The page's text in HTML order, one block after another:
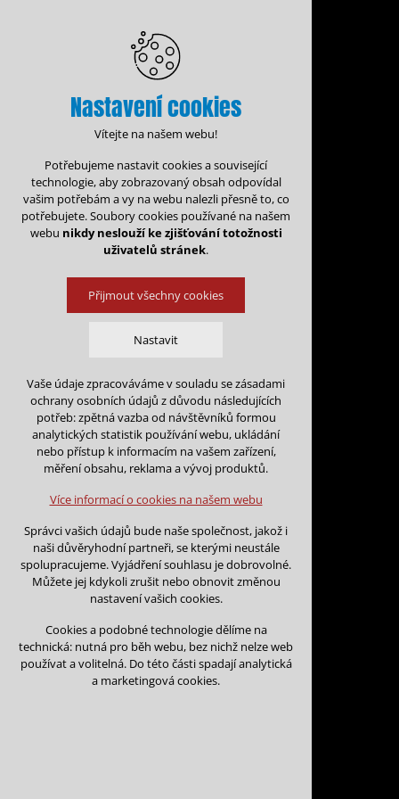
Administrace rezervací
Rezervace na:
Zpět na kalendář
Na tento den nejsou podány
Můžete vložit rezervaci v
Vložit rezervaci na tento den
Nastavení cookies
Vítejte na našem webu!
Potřebujeme nastavit cookies a související
technologie, aby zobrazovaný obsah odpovídal
vašim potřebám a vy na webu nalezli přesně to, co
potřebujete. Soubory cookies používané na našem
webu nikdy neslouží ke zjišťování totožnosti
uživatelů stránek.
Přijmout všechny cookies
Nastavit
Technická cookies
nutná pro provozování webu
udržení kontextu stránek (session):
případná přihlášení, volby jazyka, apod.
Volitelná cookies
analytická pro anonymizované vyhodnocení
návštěvnosti
marketingová cookies (Google)
Více informací o cookies na našem webu
Odmítnout vše
Vaše údaje zpracováváme v souladu se zásadami
ochrany osobních údajů z důvodu následujících
potřeb: zpětná vazba od návštěvníků formou
analytických statistik používání webu, ukládání
nebo přístup k informacím na vašem zařízení,
měření obsahu, reklama a vývoj produktů.
Více informací o cookies na našem webu
Správci vašich údajů bude naše společnost, jakož i
naši důvěryhodní partneři, se kterými neustále
spolupracujeme. Vyjádření souhlasu je dobrovolné.
Můžete jej kdykoli zrušit nebo obnovit změnou
nastavení vašich cookies.
Cookies a podobné technologie dělíme na
technická: nutná pro běh webu, bez nichž nelze web
používat a volitelná. Do této části spadají analytická
a marketingová cookies.